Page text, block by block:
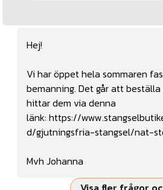
Hej!
Vi har öppet hela sommaren
bemanning. Det går att
hittar dem via denna
länk: https://
d/gjutningsfria-stangsel/nat-
Mvh Johanna